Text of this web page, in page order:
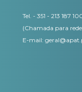
Tel. - 351 - 213 187
(Chamada para
E-mail: